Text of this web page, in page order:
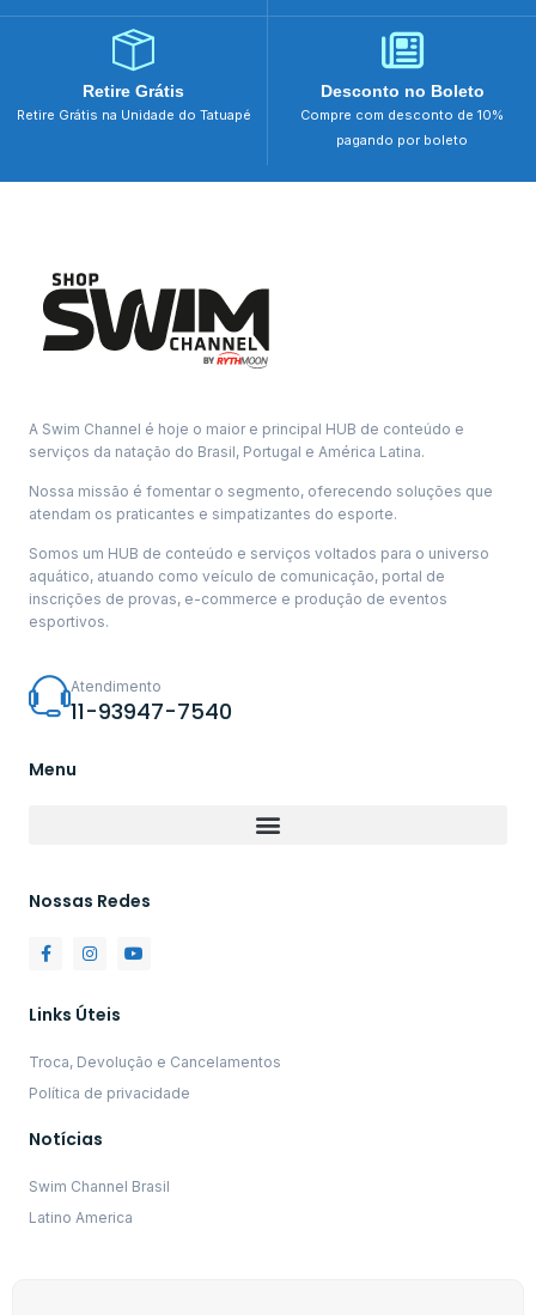
Retire Grátis
Retire Grátis na Unidade do Tatuapé
Desconto no Boleto
Compre com desconto de 10%
pagando por boleto
A Swim Channel é hoje o maior e principal HUB de conteúdo e
serviços da natação do Brasil, Portugal e América Latina.
Nossa missão é fomentar o segmento, oferecendo soluções que
atendam os praticantes e simpatizantes do esporte.
Somos um HUB de conteúdo e serviços voltados para o universo
aquático, atuando como veículo de comunicação, portal de
inscrições de provas, e-commerce e produção de eventos
esportivos.
Atendimento
11-93947-7540
Menu
Nossas Redes
Links Úteis
Troca, Devolução e Cancelamentos
Política de privacidade
Notícias
Swim Channel Brasil
Latino America